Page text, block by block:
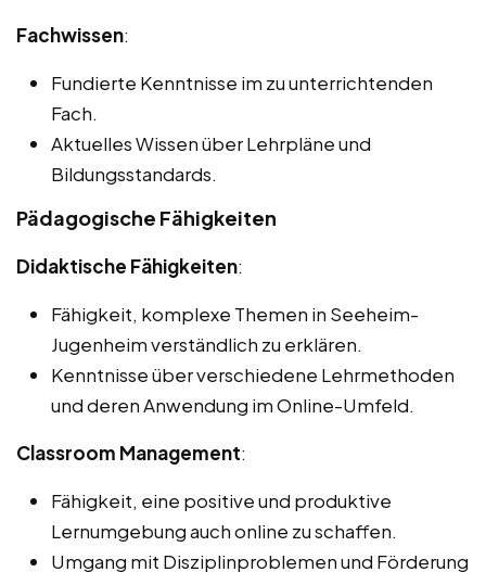
Fachwissen:
Fundierte Kenntnisse im zu unterrichtenden
Fach.
Aktuelles Wissen über Lehrpläne und
Bildungsstandards.
Pädagogische Fähigkeiten
Didaktische Fähigkeiten:
Fähigkeit, komplexe Themen in Seeheim-
Jugenheim verständlich zu erklären.
Kenntnisse über verschiedene Lehrmethoden
und deren Anwendung im Online-Umfeld.
Classroom Management:
Fähigkeit, eine positive und produktive
Lernumgebung auch online zu schaffen.
Umgang mit Disziplinproblemen und Förderung